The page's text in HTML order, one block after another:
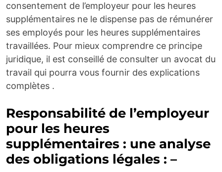
consentement de l’employeur pour les heures
supplémentaires ne le dispense pas de rémunérer
ses employés pour les heures supplémentaires
travaillées. Pour mieux comprendre ce principe
juridique, il est conseillé de consulter un avocat du
travail qui pourra vous fournir des explications
complètes .
Responsabilité de l’employeur
pour les heures
supplémentaires : une analyse
des obligations légales : –